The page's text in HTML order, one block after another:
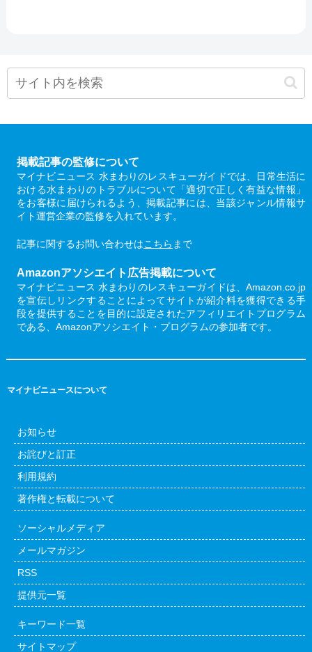
掲載記事の監修について
マイナビニュース 水まわりのレスキューガイドでは、日常生活に
おける水まわりのトラブルについて「適切で正しく有益な情報」
をお客様に届けられるよう、掲載記事には、当該ジャンル情報サ
イト運営企業の監修を入れています。
記事に関するお問い合わせはこちら まで
Amazonアソシエイト広告掲載について
マイナビニュース 水まわりのレスキューガイドは、Amazon.co.jp
を宣伝しリンクすることによってサイトが紹介料を獲得できる手
段を提供することを目的に設定されたアフィリエイトプログラム
である、Amazonアソシエイト・プログラムの参加者です。
マイナビニュースについて
お知らせ
お詫びと訂正
利用規約
著作権と転載について
ソーシャルメディア
メールマガジン
RSS
提供元一覧
キーワード一覧
サイトマップ